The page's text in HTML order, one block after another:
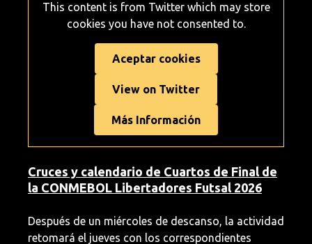
This content is from Twitter which may store
cookies you have not consented to.
Aceptar cookies
View on Twitter
Más Información
Cruces y calendario de Cuartos de Final de
la CONMEBOL Libertadores Futsal 2026
Después de un miércoles de descanso, la actividad
retomará el jueves con los correspondientes